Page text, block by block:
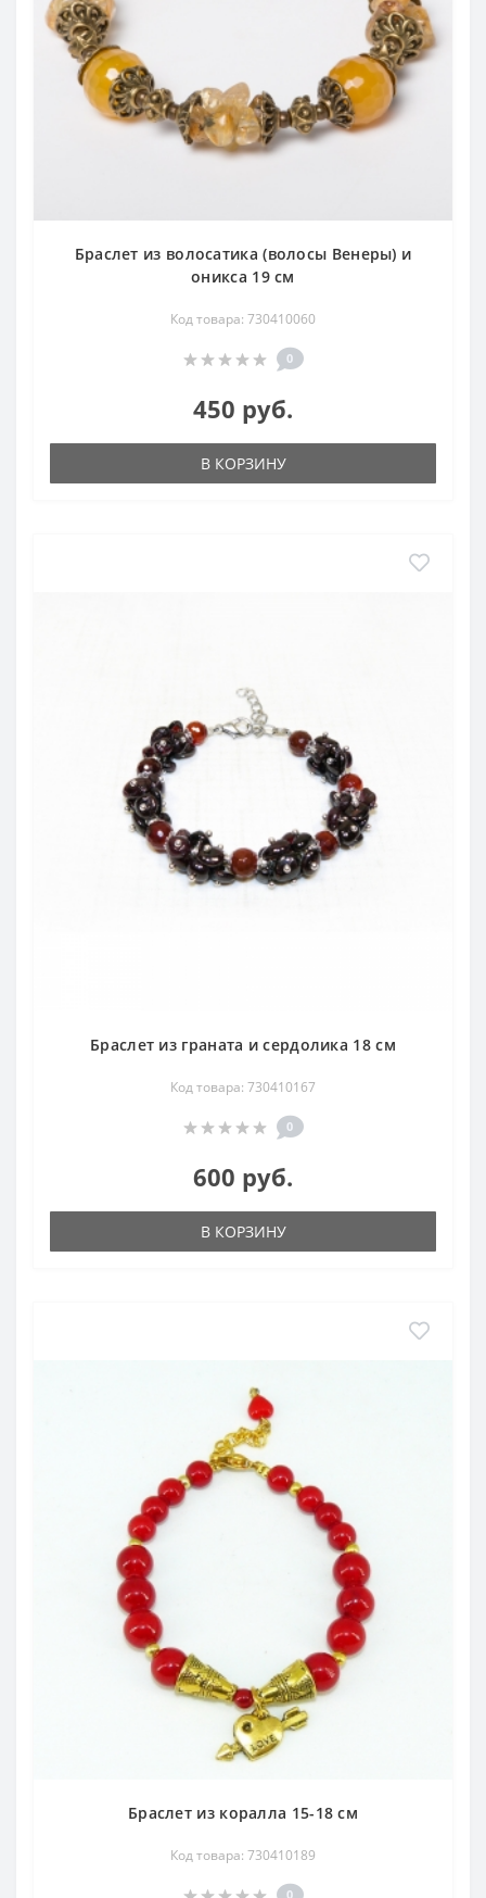
Браслет из волосатика (волосы Венеры) и
оникса 19 см
Код товара: 730410060
0
450 руб.
В КОРЗИНУ
Браслет из граната и сердолика 18 см
Код товара: 730410167
0
600 руб.
В КОРЗИНУ
Браслет из коралла 15-18 см
Код товара: 730410189
0